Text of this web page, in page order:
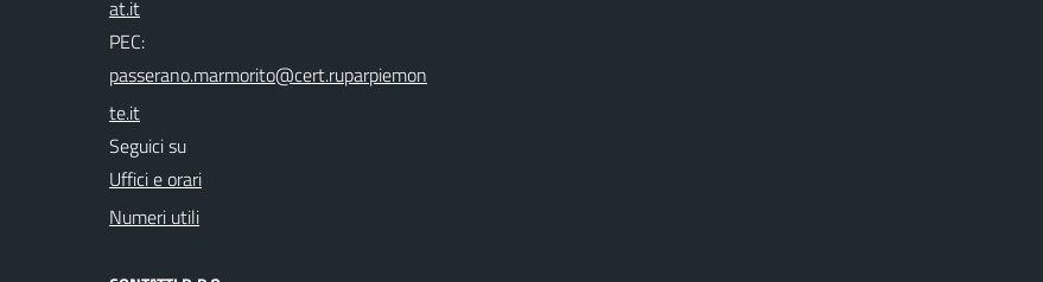
PEC:
Seguici su
Uffici e orari
Numeri utili